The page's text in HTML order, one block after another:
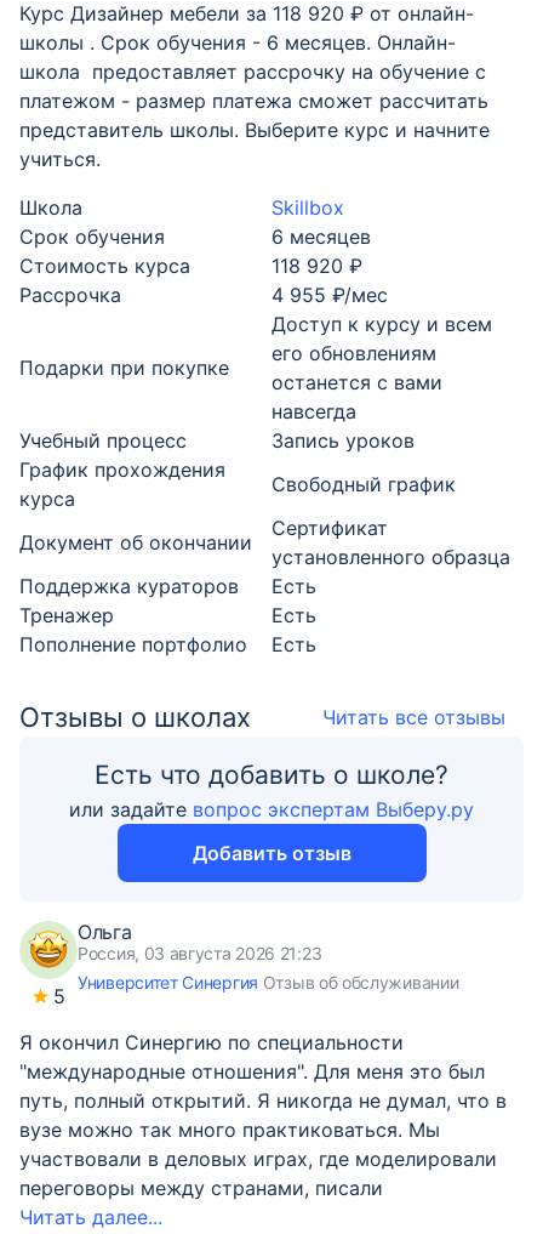
Курс Дизайнер мебели за 118 920 ₽ от онлайн-
школы . Срок обучения - 6 месяцев. Онлайн-
школа предоставляет рассрочку на обучение с
платежом - размер платежа сможет рассчитать
представитель школы. Выберите курс и начните
учиться.
Школа
Skillbox
Срок обучения
6 месяцев
Стоимость курса
118 920 ₽
Рассрочка
4 955 ₽/мес
Подарки при покупке
Доступ к курсу и всем
его обновлениям
останется с вами
навсегда
Учебный процесс
Запись уроков
График прохождения
курса
Свободный график
Документ об окончании
Cертификат
установленного образца
Поддержка кураторов
Есть
Тренажер
Есть
Пополнение портфолио
Есть
Отзывы о школах Читать все отзывы
Есть что добавить о школе?
или задайте вопрос экспертам Выберу.ру
Добавить отзыв
5
Ольга
Россия, 03 августа 2026 21:23
Университет Синергия Отзыв об обслуживании
Я окончил Синергию по специальности
"международные отношения". Для меня это был
путь, полный открытий. Я никогда не думал, что в
вузе можно так много практиковаться. Мы
участвовали в деловых играх, где моделировали
переговоры между странами, писали
Читать далее...